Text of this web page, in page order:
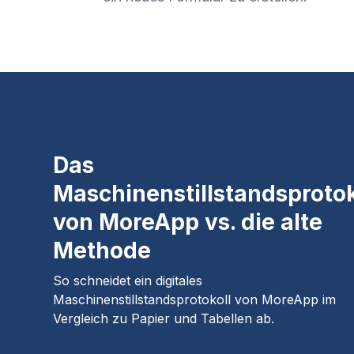
Das
von MoreApp vs. die alte
Methode
So schneidet ein digitales
Maschinenstillstandsprotokoll von MoreApp im
Vergleich zu Papier und Tabellen ab.